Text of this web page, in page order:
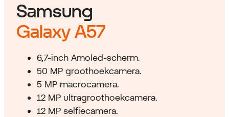
Samsung
Galaxy A57
6,7-inch Amoled-scherm.
50 MP groothoekcamera.
5 MP macrocamera.
12 MP ultragroothoekcamera.
12 MP selfiecamera.